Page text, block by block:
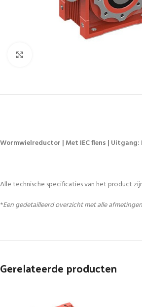
Wormwielreductor | Met IEC flens | Uitgang:
Alle technische specificaties van het product
*Een gedetailleerd overzicht met alle
Gerelateerde producten